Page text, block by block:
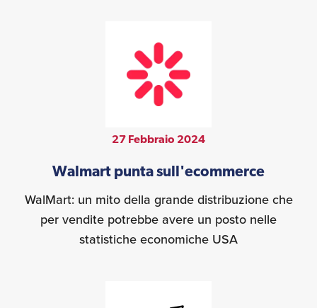
27 Febbraio 2024
Walmart punta sull'ecommerce
WalMart: un mito della grande distribuzione che
per vendite potrebbe avere un posto nelle
statistiche economiche USA